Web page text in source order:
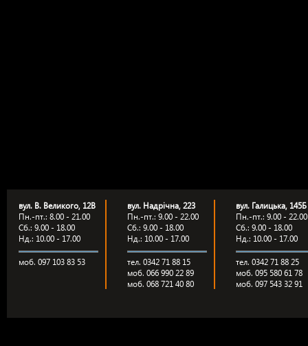
вул. В. Великого, 12В
Пн.-пт.: 8.00 - 21.00
Сб.: 9.00 - 18.00
Нд.: 10.00 - 17.00
моб. 097 103 83 53
вул. Надрічна, 223
Пн.-пт.: 9.00 - 22.00
Сб.: 9.00 - 18.00
Нд.: 10.00 - 17.00
тел. 0342 71 88 15
моб. 066 990 22 89
моб. 068 721 40 80
вул. Галицька, 145Б
Пн.-пт.: 9.00 - 22.00
Сб.: 9.00 - 18.00
Нд.: 10.00 - 17.00
тел. 0342 71 88 25
моб. 095 580 61 78
моб. 097 543 32 91